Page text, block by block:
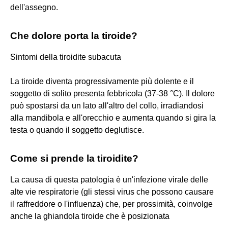
dell'assegno.
Che dolore porta la tiroide?
Sintomi della tiroidite subacuta
La tiroide diventa progressivamente più dolente e il
soggetto di solito presenta febbricola (37-38 °C). Il dolore
può spostarsi da un lato all'altro del collo, irradiandosi
alla mandibola e all'orecchio e aumenta quando si gira la
testa o quando il soggetto deglutisce.
Come si prende la tiroidite?
La causa di questa patologia è un'infezione virale delle
alte vie respiratorie (gli stessi virus che possono causare
il raffreddore o l'influenza) che, per prossimità, coinvolge
anche la ghiandola tiroide che è posizionata